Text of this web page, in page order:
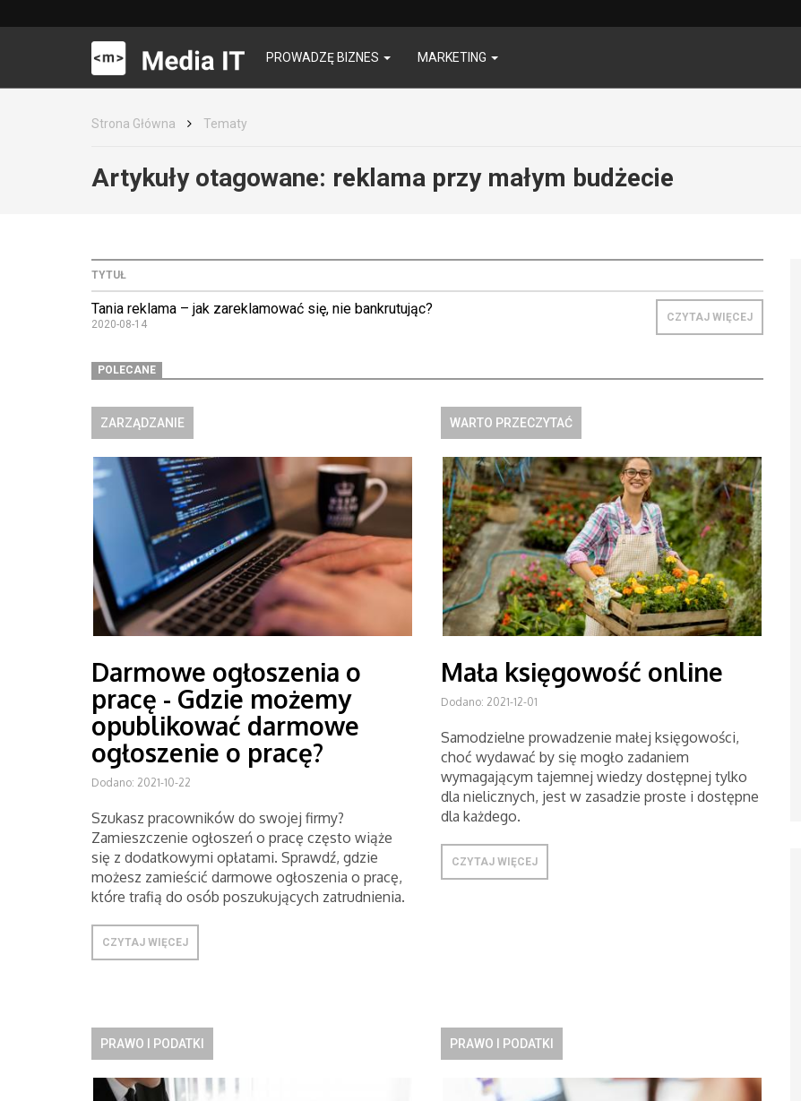
PROWADZĘ BIZNES MARKETING
Strona Główna Tematy
Artykuły otagowane: reklama przy małym budżecie
TYTUŁ
Tania reklama – jak zareklamować się, nie bankrutując?
2020-08-14
CZYTAJ WIĘCEJ
POLECANE
ZARZĄDZANIE
Darmowe ogłoszenia o
pracę - Gdzie możemy
opublikować darmowe
ogłoszenie o pracę?
Dodano: 2021-10-22
Szukasz pracowników do swojej firmy?
Zamieszczenie ogłoszeń o pracę często wiąże
się z dodatkowymi opłatami. Sprawdź, gdzie
możesz zamieścić darmowe ogłoszenia o pracę,
które trafią do osób poszukujących zatrudnienia.
CZYTAJ WIĘCEJ
WARTO PRZECZYTAĆ
Mała księgowość online
Dodano: 2021-12-01
Samodzielne prowadzenie małej księgowości,
choć wydawać by się mogło zadaniem
wymagającym tajemnej wiedzy dostępnej tylko
dla nielicznych, jest w zasadzie proste i dostępne
dla każdego.
CZYTAJ WIĘCEJ
PRAWO I PODATKI PRAWO I PODATKI